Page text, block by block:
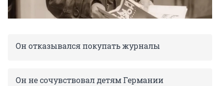
Он отказывался покупать журналы
Он не сочувствовал детям Германии